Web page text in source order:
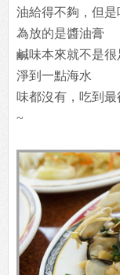
油給得不夠，但是
為放的是醬油膏
鹹味本來就不是
淨到一點海水
味都沒有，吃到
~